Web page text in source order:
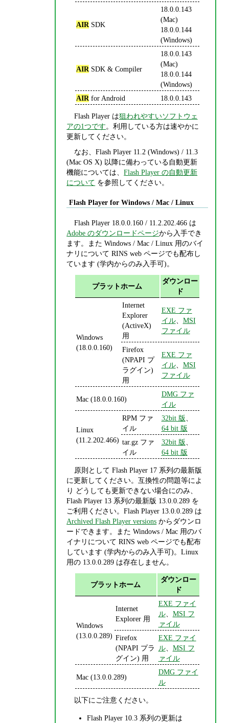
AIR SDK
18.0.0.143
(Mac)
18.0.0.144
(Windows)
AIR SDK & Compiler
18.0.0.143
(Mac)
18.0.0.144
(Windows)
AIR for Android 18.0.0.143
Flash Player は狙われやすいソフトウェ
アの1つです。利用している方は速やかに
更新してください。
なお、Flash Player 11.2 (Windows) / 11.3
(Mac OS X) 以降に備わっている自動更新
機能については、Flash Player の自動更新
について を参照してください。
Flash Player for Windows / Mac / Linux
Flash Player 18.0.0.160 / 11.2.202.466 は
Adobe のダウンロードページから入手でき
ます。また Windows / Mac / Linux 用のバイ
ナリについて RINS web ページでも配布し
ています (学内からのみ入手可)。
プラットホーム
ダウンロー
ド
Windows
(18.0.0.160)
Internet
Explorer
(ActiveX)
用
EXE ファ
イル、 MSI
ファイル
Firefox
(NPAPI プ
ラグイン)
用
EXE ファ
イル、 MSI
ファイル
Mac (18.0.0.160)
DMG ファ
イル
Linux
(11.2.202.466)
RPM ファ
イル
32bit 版
64 bit 版
tar.gz ファ
イル
32bit 版
64 bit 版
原則として Flash Player 17 系列の最新版
に更新してください。互換性の問題等によ
り どうしても更新できない場合にのみ、
Flash Player 13 系列の最新版 13.0.0.289 を
ご利用ください。Flash Player 13.0.0.289 は
Archived Flash Player versions からダウンロ
ードできます。また Windows / Mac 用のバ
イナリについて RINS web ページでも配布
しています (学内からのみ入手可)。Linux
用の 13.0.0.289 は存在しません。
プラットホーム
ダウンロー
ド
Windows
(13.0.0.289)
Internet
Explorer 用
EXE ファイ
ル、 MSI フ
ァイル
Firefox
(NPAPI プラ
グイン) 用
EXE ファイ
ル、 MSI フ
ァイル
Mac (13.0.0.289)
DMG ファイ
ル
以下にご注意ください。
Flash Player 10.3 系列の更新は